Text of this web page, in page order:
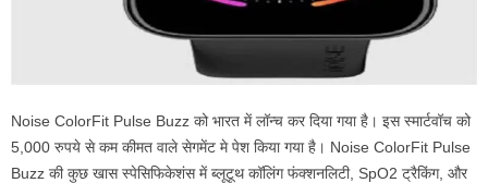
Noise ColorFit Pulse Buzz को भारत में लॉन्च कर दिया गया है। इस स्मार्टवॉच को
5,000 रुपये से कम कीमत वाले सेगमेंट मे पेश किया गया है। Noise ColorFit Pulse
Buzz की कुछ खास स्पेसिफिकेशंस में ब्लूटूथ कॉलिंग फंक्शनलिटी, SpO2 ट्रैकिंग, और